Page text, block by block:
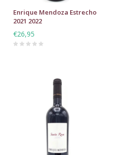
Enrique Mendoza Estrecho
2021 2022
€26,95